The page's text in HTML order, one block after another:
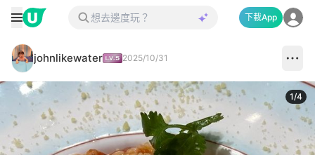
下載App
johnlikewater 2025/10/31
1/4